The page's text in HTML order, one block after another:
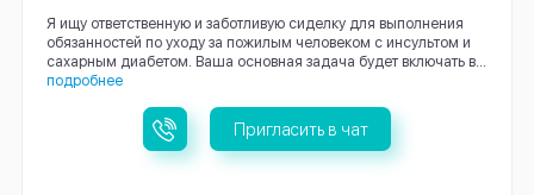
Я ищу ответственную и заботливую сиделку для выполнения
обязанностей по уходу за пожилым человеком с инсультом и
сахарным диабетом. Ваша основная задача будет включать в...
подробнее
Пригласить в чат